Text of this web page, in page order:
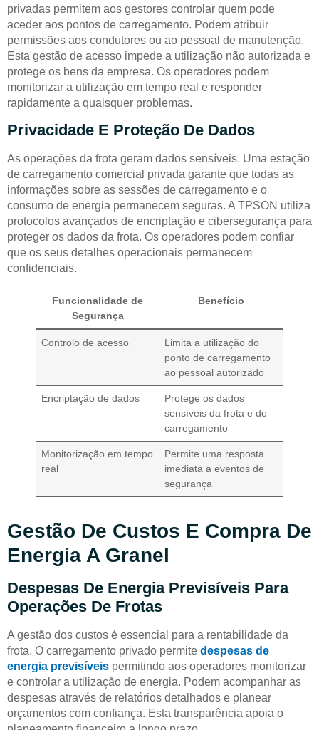
privadas permitem aos gestores controlar quem pode
aceder aos pontos de carregamento. Podem atribuir
permissões aos condutores ou ao pessoal de manutenção.
Esta gestão de acesso impede a utilização não autorizada e
protege os bens da empresa. Os operadores podem
monitorizar a utilização em tempo real e responder
rapidamente a quaisquer problemas.
Privacidade E Proteção De Dados
As operações da frota geram dados sensíveis. Uma estação
de carregamento comercial privada garante que todas as
informações sobre as sessões de carregamento e o
consumo de energia permanecem seguras. A TPSON utiliza
protocolos avançados de encriptação e cibersegurança para
proteger os dados da frota. Os operadores podem confiar
que os seus detalhes operacionais permanecem
confidenciais.
Funcionalidade de
Segurança
Benefício
Controlo de acesso
Limita a utilização do
ponto de carregamento
ao pessoal autorizado
Encriptação de dados
Protege os dados
sensíveis da frota e do
carregamento
Monitorização em tempo
real
Permite uma resposta
imediata a eventos de
segurança
Gestão De Custos E Compra De
Energia A Granel
Despesas De Energia Previsíveis Para
Operações De Frotas
A gestão dos custos é essencial para a rentabilidade da
frota. O carregamento privado permite despesas de
energia previsíveis permitindo aos operadores monitorizar
e controlar a utilização de energia. Podem acompanhar as
despesas através de relatórios detalhados e planear
orçamentos com confiança. Esta transparência apoia o